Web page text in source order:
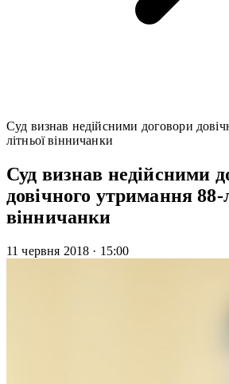
Суд визнав недійсними договори
літньої вінничанки
Суд визнав недійсними
довічного утримання 88-
вінничанки
11 червня 2018 · 15:00